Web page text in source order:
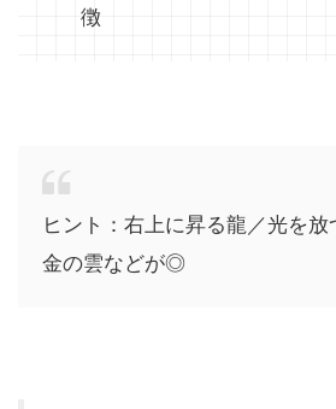
徴
ヒント：右上に昇る龍／光を
金の雲などが◎